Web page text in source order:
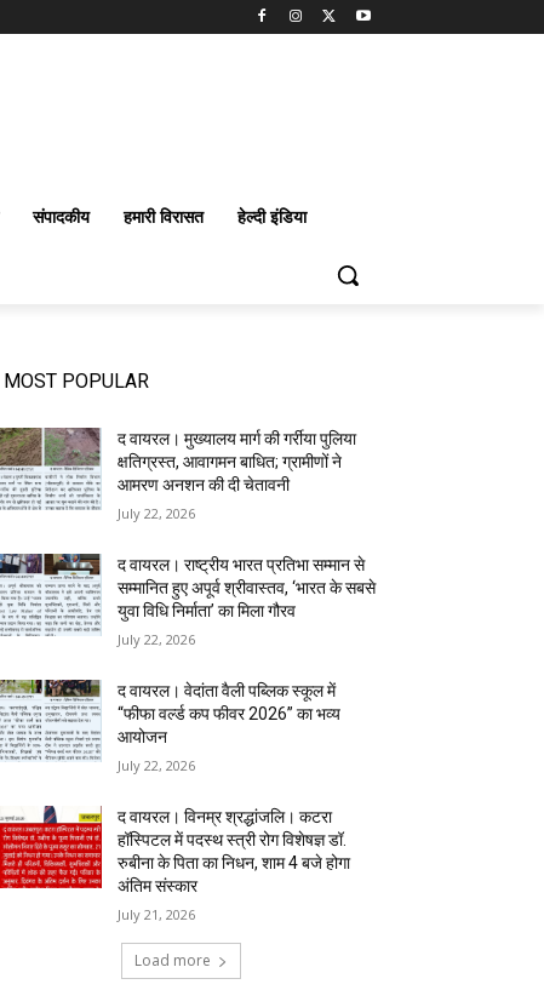
संपादकीय हमारी विरासत हेल्दी इंडिया
MOST POPULAR
द वायरल। मुख्यालय मार्ग की गर्रीया पुलिया
क्षतिग्रस्त, आवागमन बाधित; ग्रामीणों ने
आमरण अनशन की दी चेतावनी
July 22, 2026
द वायरल। राष्ट्रीय भारत प्रतिभा सम्मान से
सम्मानित हुए अपूर्व श्रीवास्तव, ‘भारत के सबसे
युवा विधि निर्माता’ का मिला गौरव
July 22, 2026
द वायरल। वेदांता वैली पब्लिक स्कूल में
“फीफा वर्ल्ड कप फीवर 2026” का भव्य
आयोजन
July 22, 2026
द वायरल। विनम्र श्रद्धांजलि। कटरा
हॉस्पिटल में पदस्थ स्त्री रोग विशेषज्ञ डॉ.
रुबीना के पिता का निधन, शाम 4 बजे होगा
अंतिम संस्कार
July 21, 2026
Load more